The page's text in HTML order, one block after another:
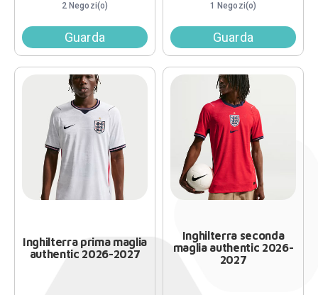
2 Negozi(o)
Guarda
1 Negozi(o)
Guarda
Inghilterra prima maglia
authentic 2026-2027
Inghilterra seconda
maglia authentic 2026-
2027